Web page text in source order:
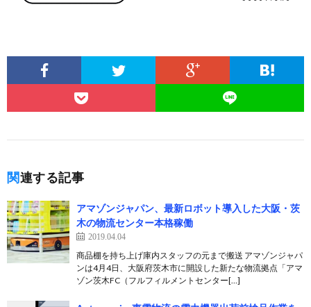
関連する記事
アマゾンジャパン、最新ロボット導入した大阪・茨
木の物流センター本格稼働
2019.04.04
商品棚を持ち上げ庫内スタッフの元まで搬送 アマゾンジャパ
ンは4月4日、大阪府茨木市に開設した新たな物流拠点「アマ
ゾン茨木FC（フルフィルメントセンター[…]